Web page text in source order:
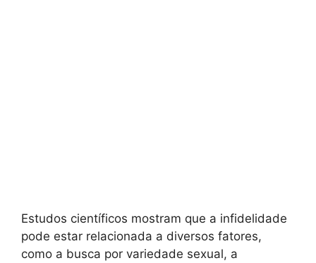
Estudos científicos mostram que a infidelidade
pode estar relacionada a diversos fatores,
como a busca por variedade sexual, a